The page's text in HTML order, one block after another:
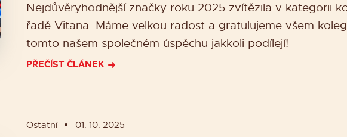
Nejdůvěryhodnější značky roku 2025 zvítězila v kategorii
řadě Vitana. Máme velkou radost a gratulujeme všem
tomto našem společném úspěchu jakkoli podílejí!
PŘEČÍST ČLÁNEK
Ostatní 01. 10. 2025